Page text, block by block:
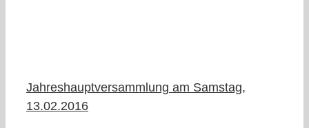
Jahreshauptversammlung am Samstag,
13.02.2016